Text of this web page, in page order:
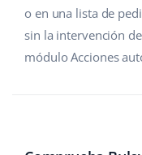
o en una lista de
sin la intervención
módulo Acciones